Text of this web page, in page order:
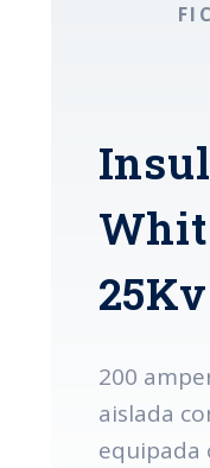
25Kv
200
aislada
equipada